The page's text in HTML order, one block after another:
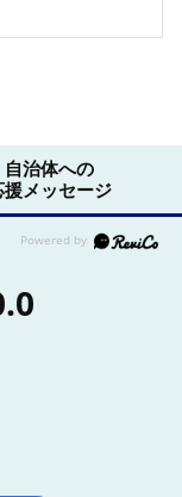
自治体への
援メッセージ